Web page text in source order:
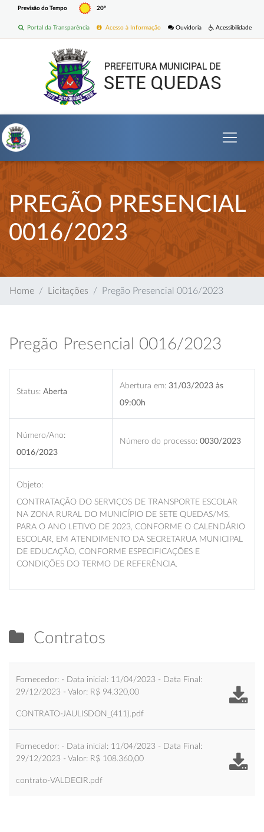
Previsão do Tempo 20º
Acessibilidade
Ouvidoria
Acesso à Informação
Portal da Transparência
PREGÃO PRESENCIAL
0016/2023
Home Licitações Pregão Presencial 0016/2023
Pregão Presencial 0016/2023
Status: Aberta
Abertura em: 31/03/2023 às
09:00h
Número/Ano:
0016/2023
Número do processo: 0030/2023
Objeto:
CONTRATAÇÃO DO SERVIÇOS DE TRANSPORTE ESCOLAR
NA ZONA RURAL DO MUNICÍPIO DE SETE QUEDAS/MS,
PARA O ANO LETIVO DE 2023, CONFORME O CALENDÁRIO
ESCOLAR, EM ATENDIMENTO DA SECRETARUA MUNICIPAL
DE EDUCAÇÃO, CONFORME ESPECIFICAÇÕES E
CONDIÇÕES DO TERMO DE REFERÊNCIA.
Contratos
Fornecedor: - Data inicial: 11/04/2023 - Data Final:
29/12/2023 - Valor: R$ 94.320,00
CONTRATO-JAULISDON_(411).pdf
Fornecedor: - Data inicial: 11/04/2023 - Data Final:
29/12/2023 - Valor: R$ 108.360,00
contrato-VALDECIR.pdf